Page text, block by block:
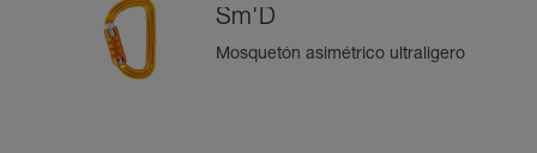
Sm'D
Mosquetón asimétrico ultraligero